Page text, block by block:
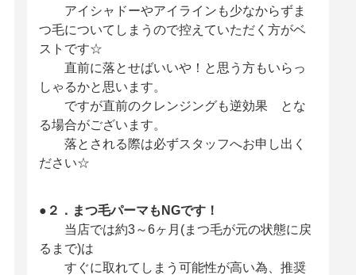
アイシャドーやアイラインも少なからずま
つ毛についてしまうので控えていただく方がベ
ストです☆
直前に落とせばいいや！と思う方もいらっ
しゃるかと思います。
ですが直前のクレンジングも逆効果 とな
る場合がございます。
落とされる際は必ずスタッフへお申し出く
ださい☆
●２．まつ毛パーマもNGです！
当店では約3～6ヶ月(まつ毛が元の状態に戻
るまで)は
すぐに取れてしまう可能性が高い為、推奨